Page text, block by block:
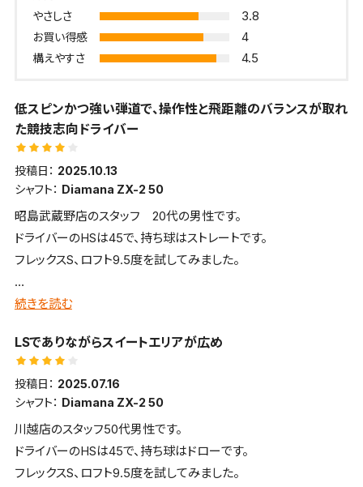
やさしさ 3.8
お買い得感 4
構えやすさ 4.5
低スピンかつ強い弾道で、操作性と飛距離のバランスが取れ
た競技志向ドライバー
投稿日： 2025.10.13
シャフト： Diamana ZX-2 50
昭島武蔵野店のスタッフ 20代の男性です。
ドライバーのHSは45で、持ち球はストレートです。
フレックスS、ロフト9.5度を試してみました。
■ 全体的な感想、イメージ
ァーに適しているドライバー。
■ 飛距離
中弾道で強い球が出て、キャリー・ランともに安定して270ヤード
前後。低スピンでランが伸びる印象。
■ 方向性・コントロール性
続きを読む
LSでありながらスイートエリアが広め
投稿日： 2025.07.16
シャフト： Diamana ZX-2 50
川越店のスタッフ50代男性です。
ドライバーのHSは45で、持ち球はドローです。
フレックスS、ロフト9.5度を試してみました。